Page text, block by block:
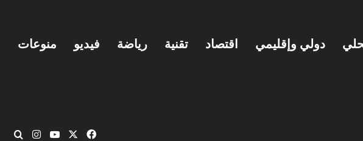
دولي وإقليمي اقتصاد تقنية رياضة فيديو منوعات
فيسبوك ‫YouTube